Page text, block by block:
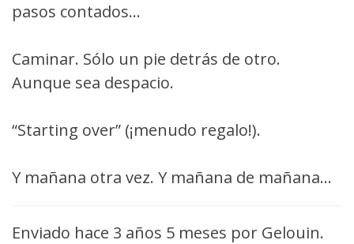
pasos contados…
Caminar. Sólo un pie detrás de otro.
Aunque sea despacio.
“Starting over” (¡menudo regalo!).
Y mañana otra vez. Y mañana de mañana…
Enviado hace 3 años 5 meses por Gelouin.